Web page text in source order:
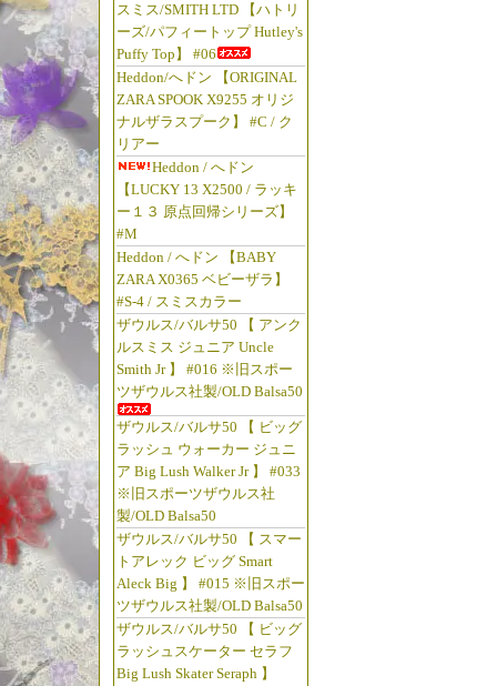
スミス/SMITH LTD 【ハトリ
ーズ/パフィートップ Hutley's
Puffy Top】 #06
Heddon/へドン 【ORIGINAL
ZARA SPOOK X9255 オリジ
ナルザラスプーク】 #C / ク
リアー
Heddon / へドン
【LUCKY 13 X2500 / ラッキ
ー１３ 原点回帰シリーズ】
#M
Heddon / へドン 【BABY
ZARA X0365 ベビーザラ】
#S-4 / スミスカラー
ザウルス/バルサ50 【 アンク
ルスミス ジュニア Uncle
Smith Jr 】 #016 ※旧スポー
ツザウルス社製/OLD Balsa50
ザウルス/バルサ50 【 ビッグ
ラッシュ ウォーカー ジュニ
ア Big Lush Walker Jr 】 #033
※旧スポーツザウルス社
製/OLD Balsa50
ザウルス/バルサ50 【 スマー
トアレック ビッグ Smart
Aleck Big 】 #015 ※旧スポー
ツザウルス社製/OLD Balsa50
ザウルス/バルサ50 【 ビッグ
ラッシュスケーター セラフ
Big Lush Skater Seraph 】